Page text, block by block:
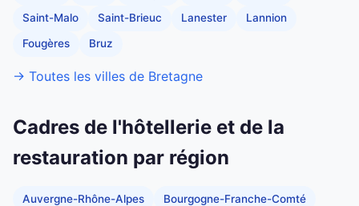
Saint-Malo Saint-Brieuc Lanester Lannion
Fougères Bruz
→ Toutes les villes de Bretagne
Cadres de l'hôtellerie et de la
restauration par région
Auvergne-Rhône-Alpes Bourgogne-Franche-Comté